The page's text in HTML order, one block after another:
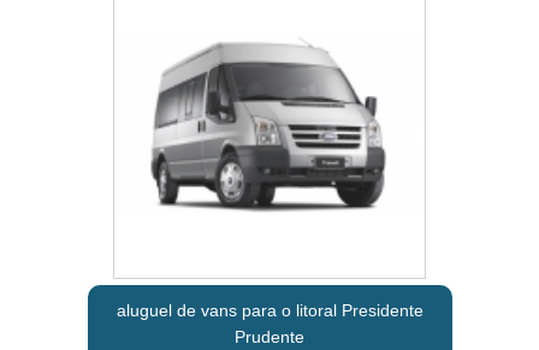
aluguel de vans para o litoral Presidente
Prudente